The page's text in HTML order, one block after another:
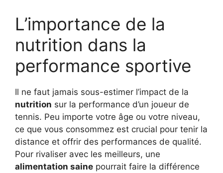
L’importance de la
nutrition dans la
performance sportive
Il ne faut jamais sous-estimer l’impact de la
nutrition sur la performance d’un joueur de
tennis. Peu importe votre âge ou votre niveau,
ce que vous consommez est crucial pour tenir la
distance et offrir des performances de qualité.
Pour rivaliser avec les meilleurs, une
alimentation saine pourrait faire la différence